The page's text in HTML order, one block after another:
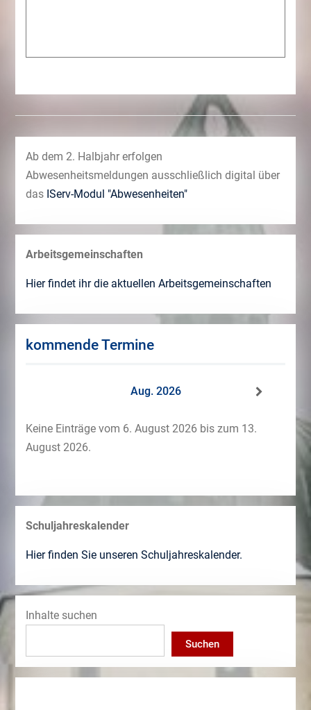
Ab dem 2. Halbjahr erfolgen
Abwesenheitsmeldungen ausschließlich digital über
das IServ-Modul "Abwesenheiten"
Arbeitsgemeinschaften
Hier findet ihr die aktuellen Arbeitsgemeinschaften
kommende Termine
Aug. 2026
Keine Einträge vom 6. August 2026 bis zum 13.
August 2026.
Schuljahreskalender
Hier finden Sie unseren Schuljahreskalender.
Inhalte suchen
Suchen